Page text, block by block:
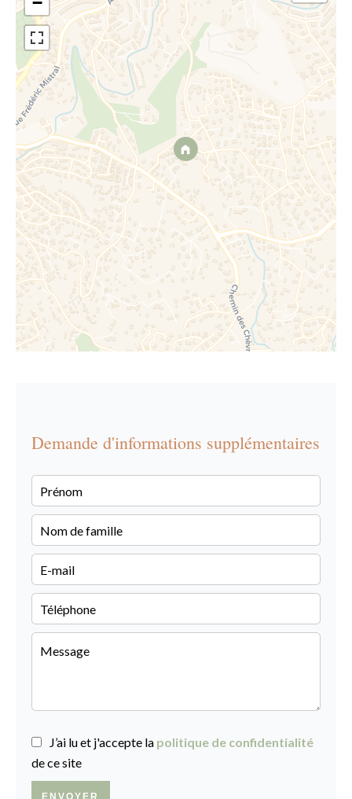
Demande d'informations supplémentaires
J’ai lu et j'accepte la politique de confidentialité
de ce site
ENVOYER